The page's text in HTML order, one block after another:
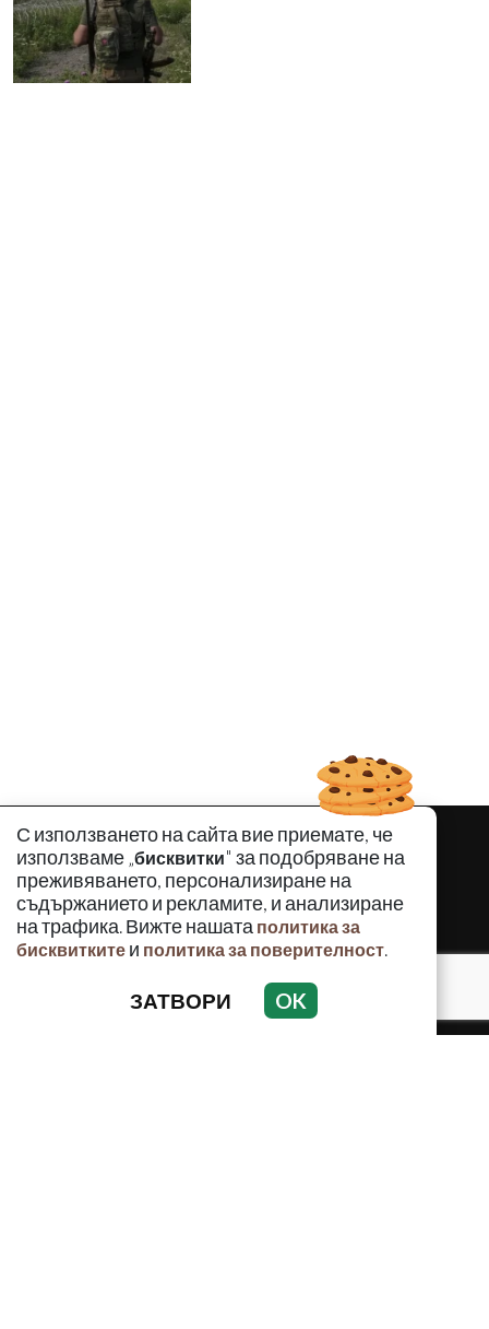
С използването на сайта вие приемате, че
използваме „бисквитки" за подобряване на
преживяването, персонализиране на
съдържанието и рекламите, и анализиране
на трафика. Вижте нашата политика за
бисквитките и политика за поверителност.
ЗАТВОРИ OK